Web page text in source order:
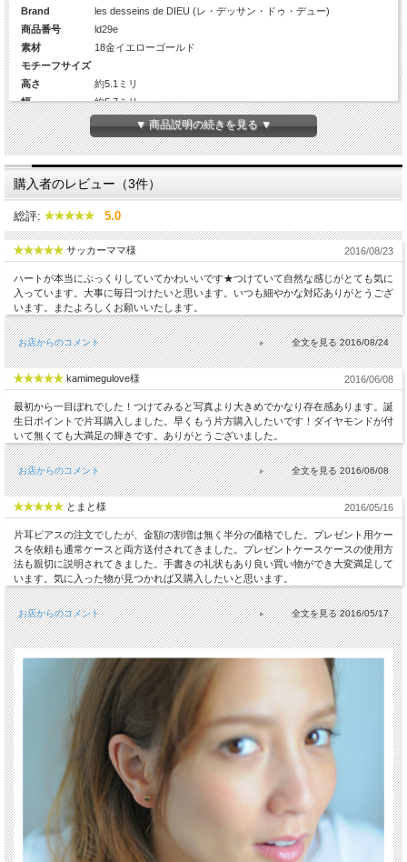
Brand
les desseins de DIEU (レ・デッサン・ドゥ・デュー)
商品番号
ld29e
素材
18金イエローゴールド
モチーフサイズ
高さ
約5.1ミリ
幅
約5.7ミリ
厚み
約1.18ミリ
Diamond
-
カラット数
-
生産国
日本
送料について詳しくはこちら(PC版)
*スマホ版はこちら
少しぷっくりとしたハートシェイプが可愛い シンプル ハート スタッド ピアス。
恋のお守り 人気のハートの 華奢ピアスです。
シンプルなハートは、デイリー使いにぴったりのピアスです。
18金イエローゴールド製
les desseins de DIEU(レ・デッサン・ドゥ・デュー)
表参道にあるBijouterie euro flat(ビジュトリエ ユーロフラット)が発信するジュエリ
ーブランド
フランス語で『神の思し召し』という意味を持ち、 そのブランド名はグッドラッ
クチャームのように、身に着けた人を守ってくれるという意味が込められていま
▼ 商品説明の続きを見る ▼
購入者のレビュー（3件）
総評: 5.0
サッカーママ様 2016/08/23
ハートが本当にぷっくりしていてかわいいです★つけていて自然な感じがとても気に
入っています。大事に毎日つけたいと思います。いつも細やかな対応ありがとうござ
います。またよろしくお願いいたします。
お店からのコメント 2016/08/24
kamimegulove様 2016/06/08
最初から一目ぼれでした！つけてみると写真より大きめでかなり存在感あります。誕
生日ポイントで片耳購入しました。早くもう片方購入したいです！ダイヤモンドが付
いて無くても大満足の輝きです。ありがとうございました。
お店からのコメント 2016/06/08
とまと様 2016/05/16
片耳ピアスの注文でしたが、金額の割増は無く半分の価格でした。プレゼント用ケー
スを依頼も通常ケースと両方送付されてきました。プレゼントケースケースの使用方
法も親切に説明されてきました。手書きの礼状もあり良い買い物ができ大変満足して
います。気に入った物が見つかれば又購入したいと思います。
お店からのコメント 2016/05/17